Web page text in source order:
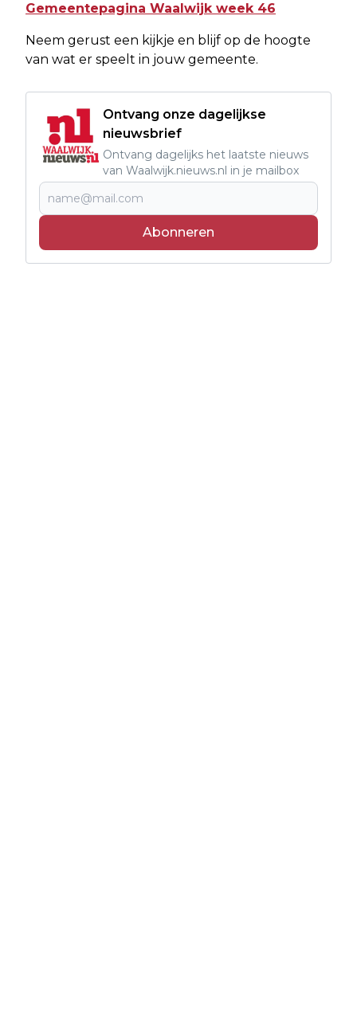
Gemeentepagina Waalwijk week 46
Neem gerust een kijkje en blijf op de hoogte
van wat er speelt in jouw gemeente.
Ontvang onze dagelijkse
nieuwsbrief
Ontvang dagelijks het laatste nieuws
van Waalwijk.nieuws.nl in je mailbox
Abonneren